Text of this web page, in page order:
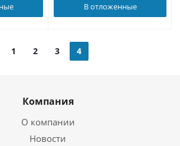
В отложенные
1 2 3 4
Компания
О компании
Новости